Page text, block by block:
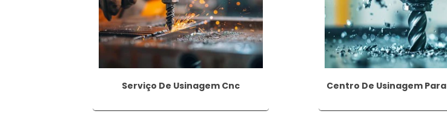
Com a aplicação correta da furação, é possível otimizar processos,
diferentes áreas da indústria e da construção civil.
Serviço De Usinagem Cnc Centro De Usinagem